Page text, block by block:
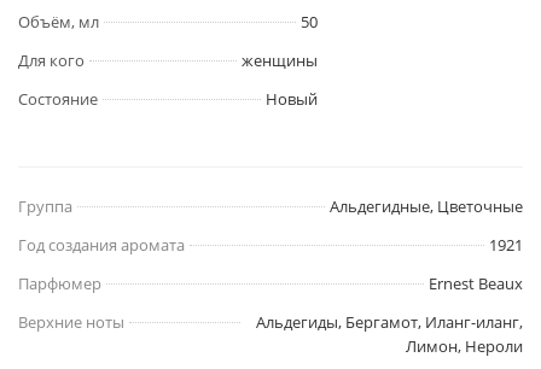
Объём, мл
50
Для кого
женщины
Состояние
Новый
Группа
Альдегидные, Цветочные
Год создания аромата
1921
Парфюмер
Ernest Beaux
Верхние ноты
Альдегиды, Бергамот, Иланг-иланг,
Лимон, Нероли